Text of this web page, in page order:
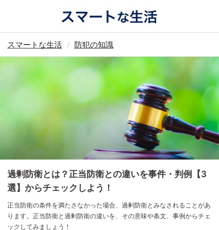
スマートな生活 防犯の知識
過剰防衛とは？正当防衛との違いを事件・判例【3
選】からチェックしよう！
正当防衛の条件を満たさなかった場合、過剰防衛とみなされることがあ
ります。正当防衛と過剰防衛の違いを、その意味や条文、事例からチェ
ックしてみましょう！